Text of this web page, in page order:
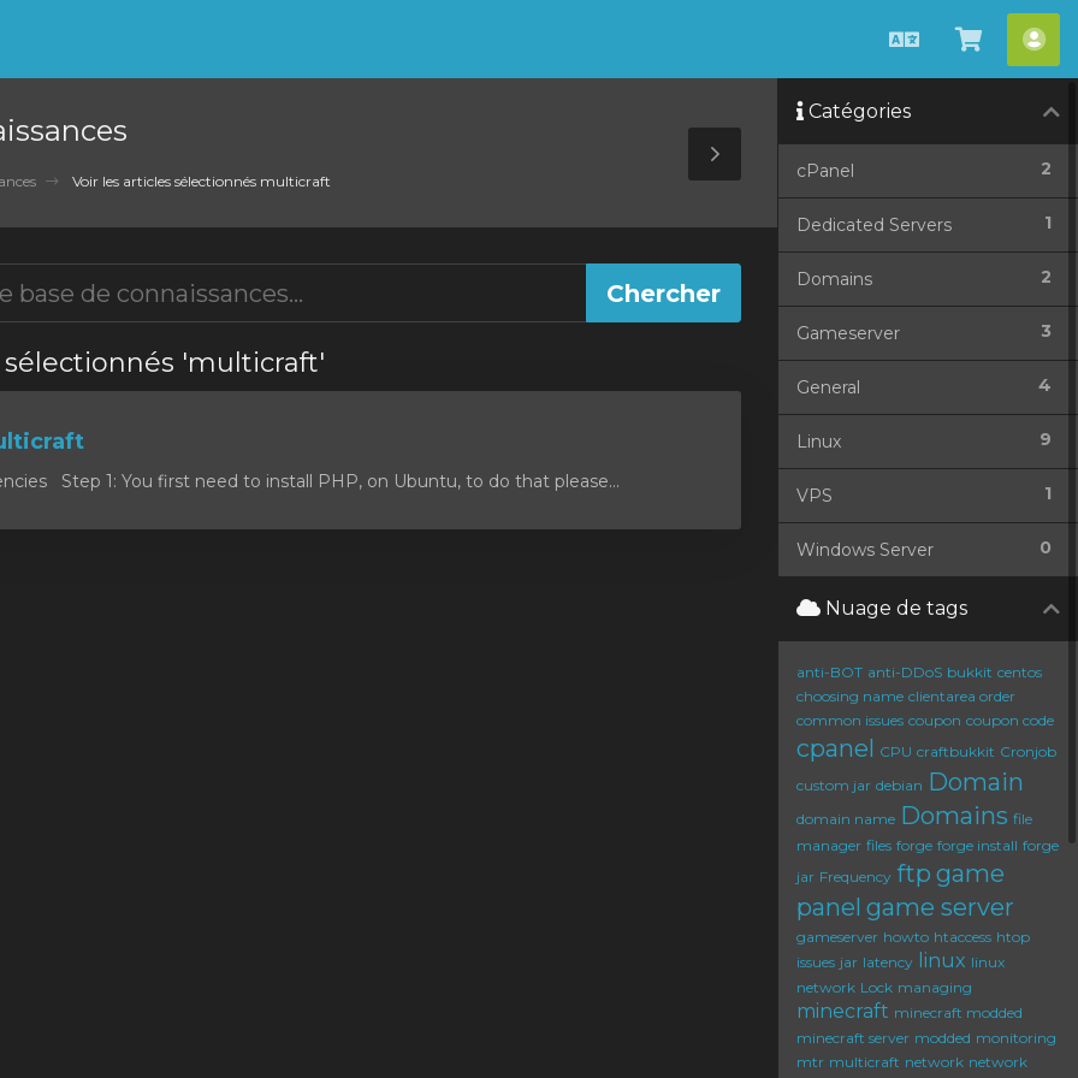
FrançaisAfficher
le
panier
Voir les articles sélectionnés multicraft
Toggle
Sidebar
sélectionnés 'multicraft'
Step 1: You first need to install PHP, on Ubuntu, to do that please...
Catégories
2
cPanel
1
Dedicated Servers
2
Domains
3
Gameserver
4
General
9
Linux
1
VPS
0
Windows Server
Nuage de tags
anti-BOT anti-DDoS bukkit centos
choosing name clientarea order
common issues coupon coupon code
cpanel CPU craftbukkit Cronjob
custom jar debian Domain
domain name Domains file
manager files forge forge install forge
jar Frequency ftp game
panel game server
gameserver howto htaccess htop
issues jar latency linux linux
network Lock managing
minecraft minecraft modded
minecraft server modded monitoring
mtr multicraft network network